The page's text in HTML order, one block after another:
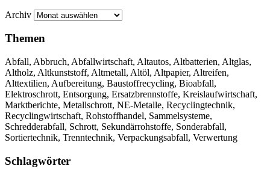
Archiv
Themen
Abfall, Abbruch, Abfallwirtschaft, Altautos, Altbatterien, Altglas,
Altholz, Altkunststoff, Altmetall, Altöl, Altpapier, Altreifen,
Alttextilien, Aufbereitung, Baustoffrecycling, Bioabfall,
Elektroschrott, Entsorgung, Ersatzbrennstoffe, Kreislaufwirtschaft,
Marktberichte, Metallschrott, NE-Metalle, Recyclingtechnik,
Recyclingwirtschaft, Rohstoffhandel, Sammelsysteme,
Schredderabfall, Schrott, Sekundärrohstoffe, Sonderabfall,
Sortiertechnik, Trenntechnik, Verpackungsabfall, Verwertung
Schlagwörter